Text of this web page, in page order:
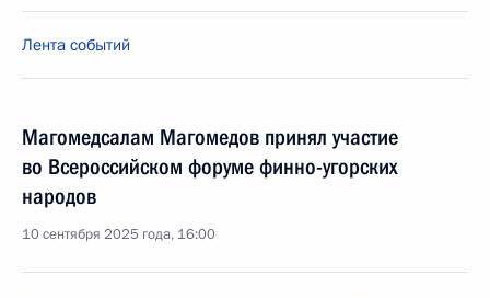
Лента событий
Магомедсалам Магомедов принял участие
во Всероссийском форуме финно-угорских
народов
10 сентября 2025 года, 16:00